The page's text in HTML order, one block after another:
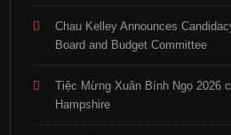
Chau Kelley Announces
Board and Budget Committee
Tiệc Mừng Xuân Bính Ngọ 2026
Hampshire